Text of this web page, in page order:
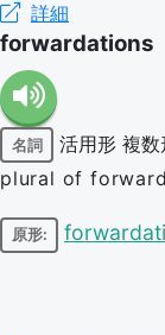
詳細
forwardations
名詞 活用形 複数
plural of
原形: